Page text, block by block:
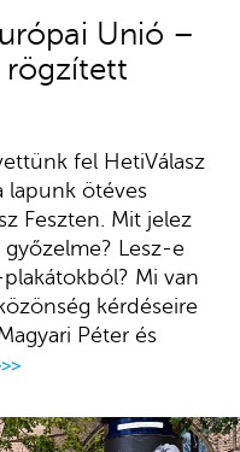
Unió –
rögzített
fel HetiVálasz
lapunk ötéves
Feszten. Mit jelez
Lesz-e
Mi van
kérdéseire
Péter és